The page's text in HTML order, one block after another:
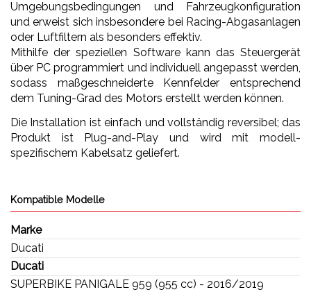
Umgebungsbedingungen und Fahrzeugkonfiguration
und erweist sich insbesondere bei Racing-Abgasanlagen
oder Luftfiltern als besonders effektiv.
Mithilfe der speziellen Software kann das Steuergerät
über PC programmiert und individuell angepasst werden,
sodass maßgeschneiderte Kennfelder entsprechend
dem Tuning-Grad des Motors erstellt werden können.
Die Installation ist einfach und vollständig reversibel; das
Produkt ist Plug-and-Play und wird mit modell-
spezifischem Kabelsatz geliefert.
Kompatible Modelle
Marke
Ducati
Ducati
SUPERBIKE PANIGALE 959 (955 cc) - 2016/2019